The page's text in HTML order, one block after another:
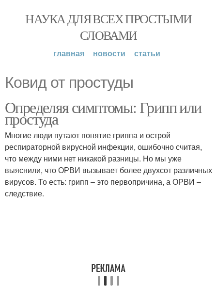
НАУКА ДЛЯ ВСЕХ ПРОСТЫМИ
СЛОВАМИ
главная новости статьи
Ковид от простуды
Определяя симптомы: Грипп или
простуда
Многие люди путают понятие гриппа и острой
респираторной вирусной инфекции, ошибочно считая,
что между ними нет никакой разницы. Но мы уже
выяснили, что ОРВИ вызывает более двухсот различных
вирусов. То есть: грипп – это первопричина, а ОРВИ –
следствие.